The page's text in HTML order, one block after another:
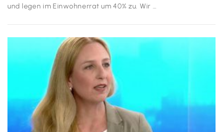
und legen im Einwohnerrat um 40% zu. Wir …